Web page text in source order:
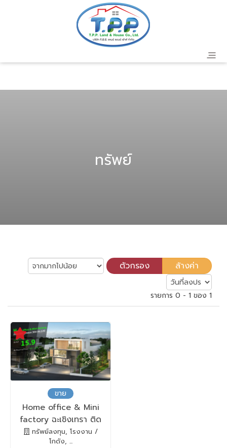
ทรัพย์
รายการ 0 - 1 ของ 1
ขาย
Home office & Mini
factory ฉะเชิงเทรา ติด
ถนน 304
ทรัพย์ลงทุน, โรงงาน /
โกดัง, ...